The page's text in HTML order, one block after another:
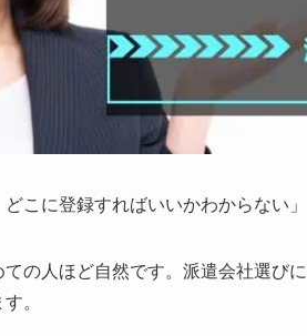
どこに登録すればいいかわからない」
の人ほど自然です。派遣会社選び
。